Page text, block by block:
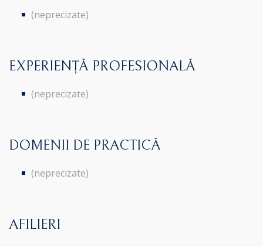
(neprecizate)
EXPERIENȚĂ PROFESIONALĂ
(neprecizate)
DOMENII DE PRACTICĂ
(neprecizate)
AFILIERI